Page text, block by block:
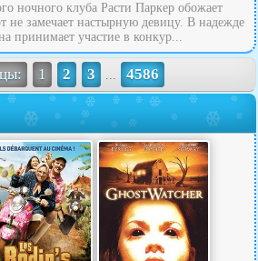
ночного клуба Расти Паркер обожает
не замечает настырную девицу. В надежде
принимает участие в конкур...
1 2 3 ... 4586